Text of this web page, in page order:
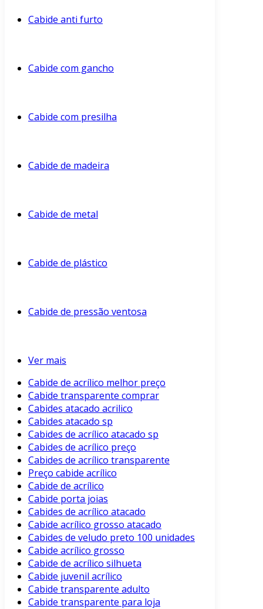
Cabide anti furto
Cabide com gancho
Cabide com presilha
Cabide de madeira
Cabide de metal
Cabide de plástico
Cabide de pressão ventosa
Ver mais
Cabide de acrílico melhor preço
Cabide transparente comprar
Cabides atacado acrilico
Cabides atacado sp
Cabides de acrílico atacado sp
Cabides de acrílico preço
Cabides de acrílico transparente
Preço cabide acrílico
Cabide de acrílico
Cabide porta joias
Cabides de acrílico atacado
Cabide acrílico grosso atacado
Cabides de veludo preto 100 unidades
Cabide acrílico grosso
Cabide de acrílico silhueta
Cabide juvenil acrílico
Cabide transparente adulto
Cabide transparente para loja